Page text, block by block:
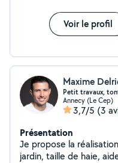
Voir le profil
Maxime
Petit travaux,
Annecy (Le Cep)
3,7/5 (3
Présentation
Je propose la
jardin, taille de haie,